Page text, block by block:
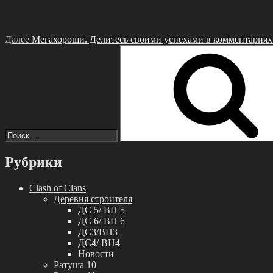
Далее Мегахороши. Делитесь своими успехами в
Рубрики
Clash of Clans
Деревня строителя
ДС 5/ BH 5
ДС 6/ BH 6
ДС3/BH3
ДС4/ BH4
Новости
Ратуша 10